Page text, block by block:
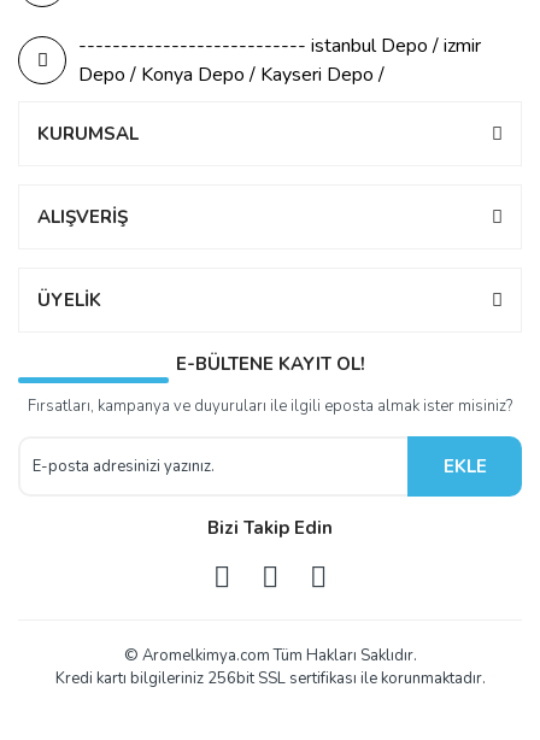
--------------------------- istanbul Depo / izmir
Depo / Konya Depo / Kayseri Depo /
KURUMSAL
ALIŞVERİŞ
ÜYELİK
E-BÜLTENE KAYIT OL!
Fırsatları, kampanya ve duyuruları ile ilgili eposta almak ister misiniz?
EKLE
Bizi Takip Edin
© Aromelkimya.com Tüm Hakları Saklıdır.
Kredi kartı bilgileriniz 256bit SSL sertifikası ile korunmaktadır.